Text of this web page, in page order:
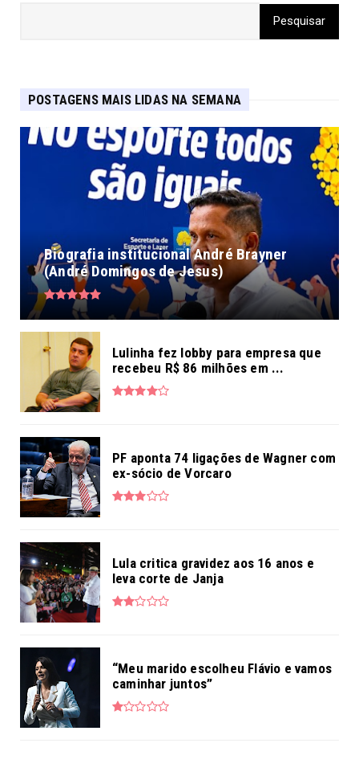
POSTAGENS MAIS LIDAS NA SEMANA
Biografia institucional André Brayner
(André Domingos de Jesus)
Lulinha fez lobby para empresa que
recebeu R$ 86 milhões em ...
PF aponta 74 ligações de Wagner com
ex-sócio de Vorcaro
Lula critica gravidez aos 16 anos e
leva corte de Janja
“Meu marido escolheu Flávio e vamos
caminhar juntos”